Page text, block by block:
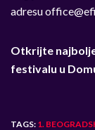
adresu
Otkrijte
festivalu u
TAGS: 1.